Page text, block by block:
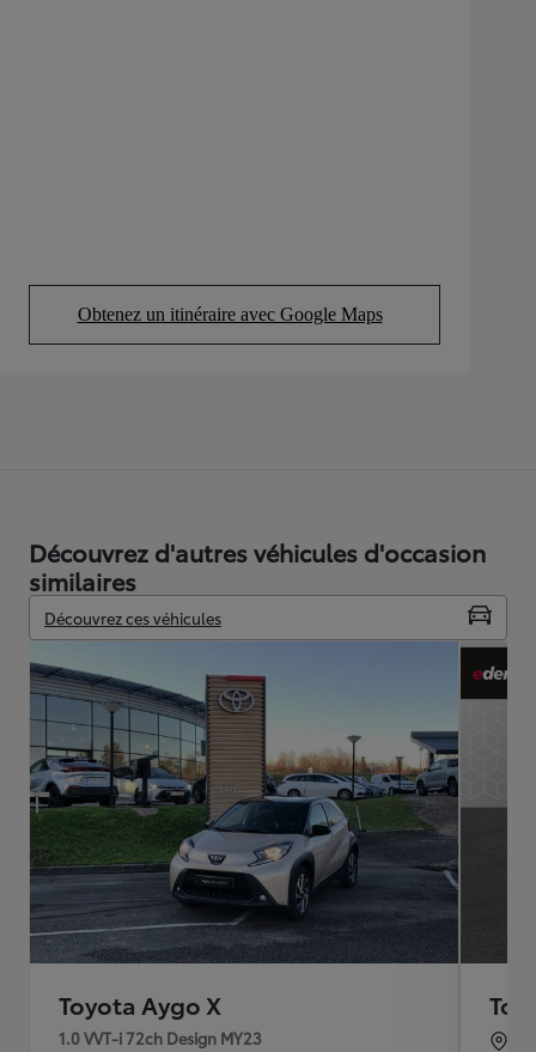
Obtenez un itinéraire avec Google Maps
(Opens in new tab)
Découvrez d'autres véhicules d'occasion
similaires
Découvrez ces véhicules
Toyota Aygo X
1.0 VVT-i 72ch Design MY23